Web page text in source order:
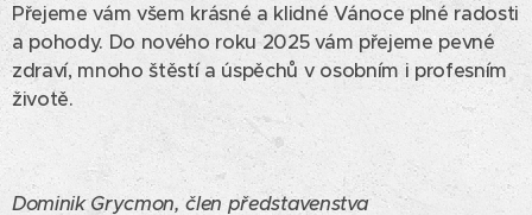
Přejeme vám všem krásné a klidné Vánoce plné radosti
a pohody. Do nového roku 2025 vám přejeme pevné
zdraví, mnoho štěstí a úspěchů v osobním i profesním
životě.
Dominik Grycmon, člen představenstva